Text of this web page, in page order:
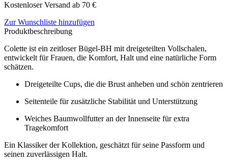
Kostenloser Versand ab 70 €
Zur Wunschliste hinzufügen
Produktbeschreibung
Colette ist ein zeitloser Bügel-BH mit dreigeteilten Vollschalen,
entwickelt für Frauen, die Komfort, Halt und eine natürliche Form
schätzen.
Dreigeteilte Cups, die die Brust anheben und schön zentrieren
Seitenteile für zusätzliche Stabilität und Unterstützung
Weiches Baumwollfutter an der Innenseite für extra
Tragekomfort
Ein Klassiker der Kollektion, geschätzt für seine Passform und
seinen zuverlässigen Halt.